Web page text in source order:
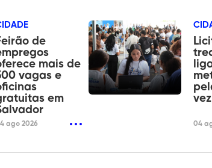
de
mais de
vagas e
em
ago 2026
vez
04